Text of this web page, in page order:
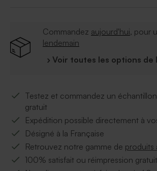
Commandez aujourd'hui, pour
lendemain
› Voir toutes les options de
Testez et commandez un
gratuit
Expédition possible directement à
Désigné à la Française
Retrouvez notre gamme de produits
100% satisfait ou réimpression